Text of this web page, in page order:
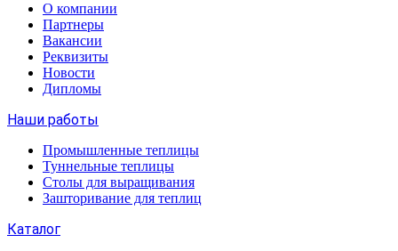
О компании
Партнеры
Вакансии
Реквизиты
Новости
Дипломы
Наши работы
Промышленные теплицы
Туннельные теплицы
Столы для выращивания
Зашторивание для теплиц
Каталог